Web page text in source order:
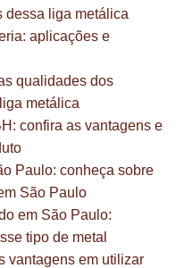
dessa liga metálica
aplicações e
qualidades dos
metálica
confira as vantagens e
Paulo: conheça sobre
São Paulo
em São Paulo:
tipo de metal
vantagens em utilizar